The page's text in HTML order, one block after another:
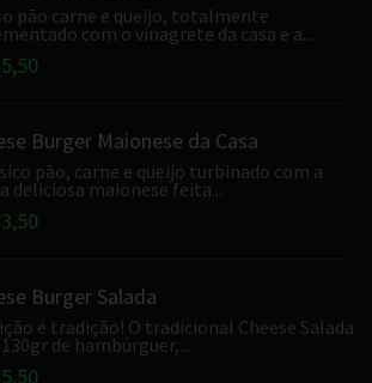
pão carne e queijo, totalmente
com o vinagrete da casa e a...
Burger Maionese da Casa
pão, carne e queijo turbinado com a
deliciosa maionese feita...
Burger Salada
é tradição! O tradicional Cheese Salada
de hambúrguer,...